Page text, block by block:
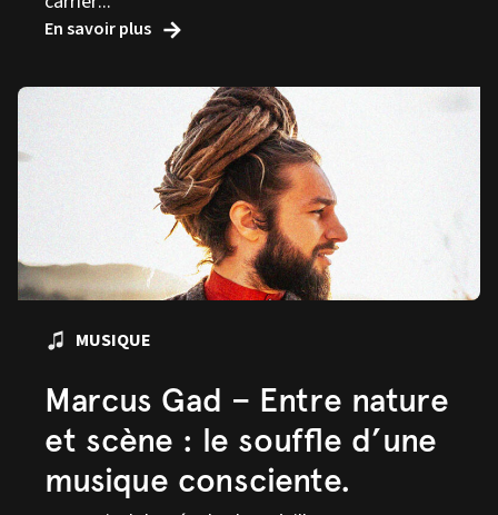
En savoir plus
MUSIQUE
Marcus Gad – Entre nature
et scène : le souffle d’une
musique consciente.